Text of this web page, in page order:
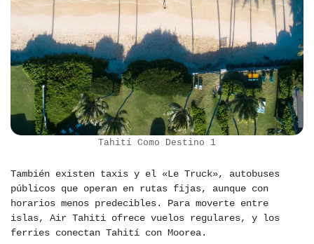
Tahití Como Destino 1
También existen taxis y el «Le Truck», autobuses
públicos que operan en rutas fijas, aunque con
horarios menos predecibles. Para moverte entre
islas, Air Tahiti ofrece vuelos regulares, y los
ferries conectan Tahití con Moorea.